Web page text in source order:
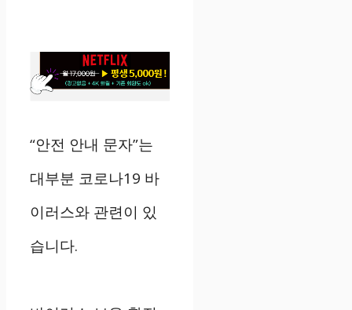
“안전 안내 문자”는
대부분 코로나19 바
이러스와 관련이 있
습니다.